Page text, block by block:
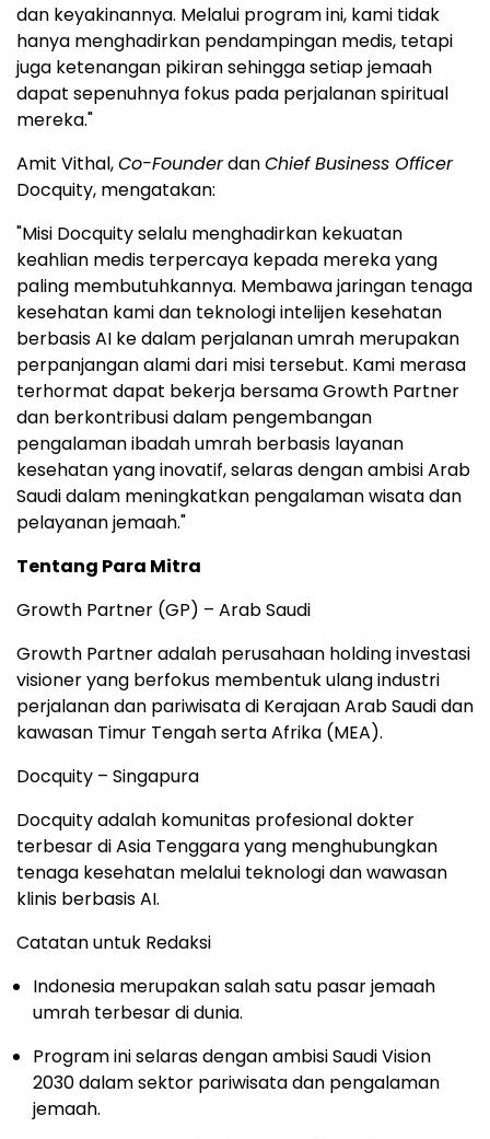
dan keyakinannya. Melalui program ini, kami tidak
hanya menghadirkan pendampingan medis, tetapi
juga ketenangan pikiran sehingga setiap jemaah
dapat sepenuhnya fokus pada perjalanan spiritual
mereka."
Amit Vithal,Co-FounderdanChief Business Officer
Docquity, mengatakan:
"Misi Docquity selalu menghadirkan kekuatan
keahlian medis terpercaya kepada mereka yang
paling membutuhkannya. Membawa jaringan tenaga
kesehatan kami dan teknologi intelijen kesehatan
berbasis AI ke dalam perjalanan umrah merupakan
perpanjangan alami dari misi tersebut. Kami merasa
terhormat dapat bekerja bersama Growth Partner
dan berkontribusi dalam pengembangan
pengalaman ibadah umrah berbasis layanan
kesehatan yang inovatif, selaras dengan ambisi Arab
Saudi dalam meningkatkan pengalaman wisata dan
pelayanan jemaah."
Tentang Para Mitra
Growth Partner (GP) – Arab Saudi
Growth Partner adalah perusahaan holding investasi
visioner yang berfokus membentuk ulang industri
perjalanan dan pariwisata di Kerajaan Arab Saudi dan
kawasan Timur Tengah serta Afrika (MEA).
Docquity – Singapura
Docquity adalah komunitas profesional dokter
terbesar di Asia Tenggara yang menghubungkan
tenaga kesehatan melalui teknologi dan wawasan
klinis berbasis AI.
Catatan untuk Redaksi
Indonesia merupakan salah satu pasar jemaah
umrah terbesar di dunia.
Program ini selaras dengan ambisi Saudi Vision
2030 dalam sektor pariwisata dan pengalaman
jemaah.